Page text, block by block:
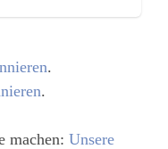
.
.
machen: Unsere